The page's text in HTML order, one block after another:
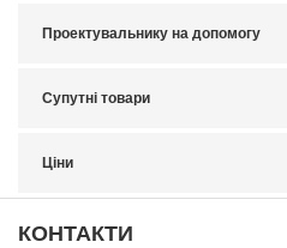
Проектувальнику на допомогу
Супутні товари
Ціни
КОНТАКТИ